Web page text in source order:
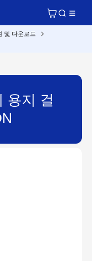
및 다운로드
용지 걸